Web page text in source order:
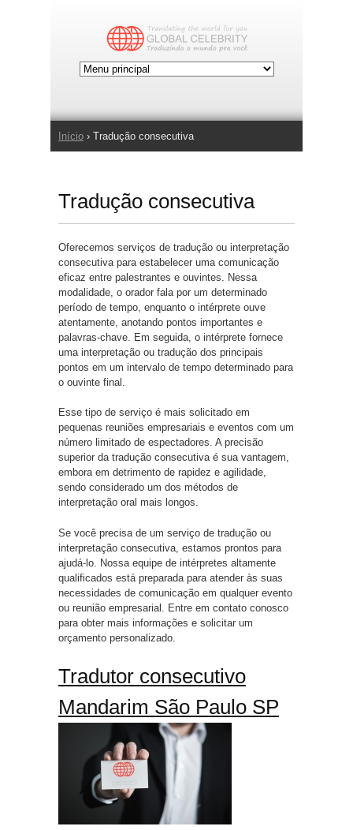
Você está aqui
Início › Tradução consecutiva
Tradução consecutiva
Oferecemos serviços de tradução ou interpretação
consecutiva para estabelecer uma comunicação
eficaz entre palestrantes e ouvintes. Nessa
modalidade, o orador fala por um determinado
período de tempo, enquanto o intérprete ouve
atentamente, anotando pontos importantes e
palavras-chave. Em seguida, o intérprete fornece
uma interpretação ou tradução dos principais
pontos em um intervalo de tempo determinado para
o ouvinte final.
Esse tipo de serviço é mais solicitado em
pequenas reuniões empresariais e eventos com um
número limitado de espectadores. A precisão
superior da tradução consecutiva é sua vantagem,
embora em detrimento de rapidez e agilidade,
sendo considerado um dos métodos de
interpretação oral mais longos.
Se você precisa de um serviço de tradução ou
interpretação consecutiva, estamos prontos para
ajudá-lo. Nossa equipe de intérpretes altamente
qualificados está preparada para atender às suas
necessidades de comunicação em qualquer evento
ou reunião empresarial. Entre em contato conosco
para obter mais informações e solicitar um
orçamento personalizado.
Tradutor consecutivo
Mandarim São Paulo SP